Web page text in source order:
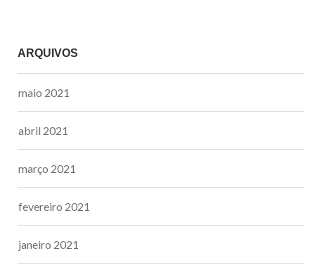
ARQUIVOS
maio 2021
abril 2021
março 2021
fevereiro 2021
janeiro 2021